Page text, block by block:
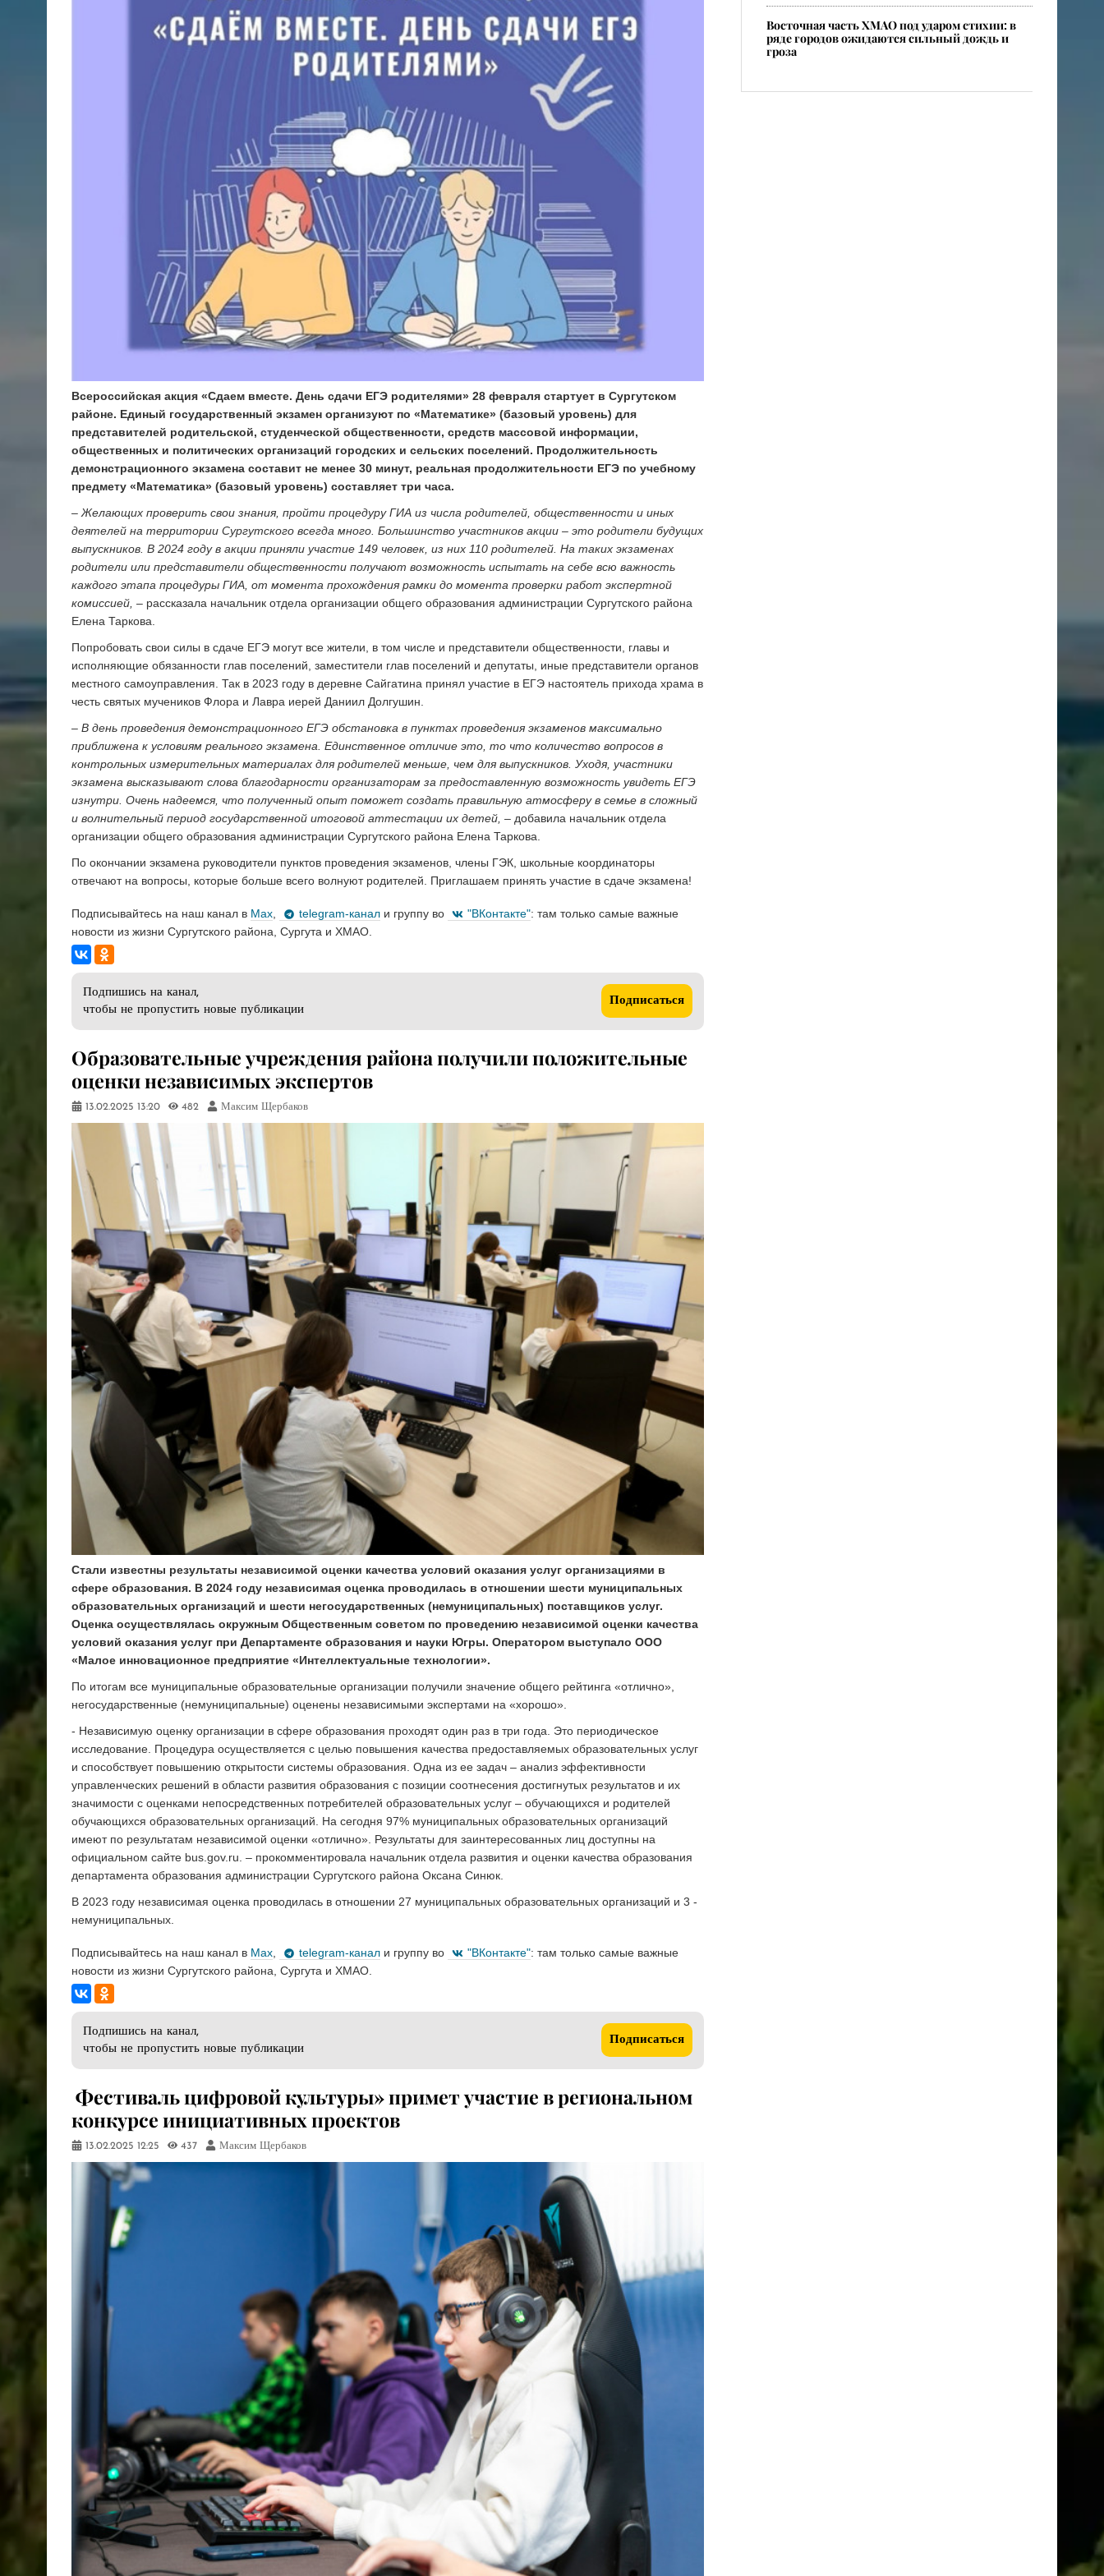
Всероссийская акция «Сдаем вместе. День сдачи ЕГЭ родителями» 28 февраля стартует в Сургутском
районе. Единый государственный экзамен организуют по «Математике» (базовый уровень) для
представителей родительской, студенческой общественности, средств массовой информации,
общественных и политических организаций городских и сельских поселений. Продолжительность
демонстрационного экзамена составит не менее 30 минут, реальная продолжительности ЕГЭ по учебному
предмету «Математика» (базовый уровень) составляет три часа.
– Желающих проверить свои знания, пройти процедуру ГИА из числа родителей, общественности и иных
деятелей на территории Сургутского всегда много. Большинство участников акции – это родители будущих
выпускников. В 2024 году в акции приняли участие 149 человек, из них 110 родителей. На таких экзаменах
родители или представители общественности получают возможность испытать на себе всю важность
каждого этапа процедуры ГИА, от момента прохождения рамки до момента проверки работ экспертной
комиссией, – рассказала начальник отдела организации общего образования администрации Сургутского района
Елена Таркова.
Попробовать свои силы в сдаче ЕГЭ могут все жители, в том числе и представители общественности, главы и
исполняющие обязанности глав поселений, заместители глав поселений и депутаты, иные представители органов
местного самоуправления. Так в 2023 году в деревне Сайгатина принял участие в ЕГЭ настоятель прихода храма в
честь святых мучеников Флора и Лавра иерей Даниил Долгушин.
– В день проведения демонстрационного ЕГЭ обстановка в пунктах проведения экзаменов максимально
приближена к условиям реального экзамена. Единственное отличие это, то что количество вопросов в
контрольных измерительных материалах для родителей меньше, чем для выпускников. Уходя, участники
экзамена высказывают слова благодарности организаторам за предоставленную возможность увидеть ЕГЭ
изнутри. Очень надеемся, что полученный опыт поможет создать правильную атмосферу в семье в сложный
и волнительный период государственной итоговой аттестации их детей, – добавила начальник отдела
организации общего образования администрации Сургутского района Елена Таркова.
По окончании экзамена руководители пунктов проведения экзаменов, члены ГЭК, школьные координаторы
отвечают на вопросы, которые больше всего волнуют родителей. Приглашаем принять участие в сдаче экзамена!
Подписывайтесь на наш канал в Max telegram-канал и группу во "ВКонтакте": там только самые важные
новости из жизни Сургутского района, Сургута и ХМАО.
Подпишись на канал,
чтобы не пропустить новые публикации
Подписаться
Образовательные учреждения района получили положительные
оценки независимых экспертов
13.02.2025 13:20 482 Максим Щербаков
Стали известны результаты независимой оценки качества условий оказания услуг организациями в
сфере образования. В 2024 году независимая оценка проводилась в отношении шести муниципальных
образовательных организаций и шести негосударственных (немуниципальных) поставщиков услуг.
Оценка осуществлялась окружным Общественным советом по проведению независимой оценки качества
условий оказания услуг при Департаменте образования и науки Югры. Оператором выступало ООО
«Малое инновационное предприятие «Интеллектуальные технологии».
По итогам все муниципальные образовательные организации получили значение общего рейтинга «отлично»,
негосударственные (немуниципальные) оценены независимыми экспертами на «хорошо».
- Независимую оценку организации в сфере образования проходят один раз в три года. Это периодическое
исследование. Процедура осуществляется с целью повышения качества предоставляемых образовательных услуг
и способствует повышению открытости системы образования. Одна из ее задач – анализ эффективности
управленческих решений в области развития образования с позиции соотнесения достигнутых результатов и их
значимости с оценками непосредственных потребителей образовательных услуг – обучающихся и родителей
обучающихся образовательных организаций. На сегодня 97% муниципальных образовательных организаций
имеют по результатам независимой оценки «отлично». Результаты для заинтересованных лиц доступны на
официальном сайте bus.gov.ru. – прокомментировала начальник отдела развития и оценки качества образования
департамента образования администрации Сургутского района Оксана Синюк.
В 2023 году независимая оценка проводилась в отношении 27 муниципальных образовательных организаций и 3 -
немуниципальных.
Подписывайтесь на наш канал в Max telegram-канал и группу во "ВКонтакте": там только самые важные
новости из жизни Сургутского района, Сургута и ХМАО.
Подпишись на канал,
чтобы не пропустить новые публикации
Подписаться
​ Фестиваль цифровой культуры» примет участие в региональном
конкурсе инициативных проектов
13.02.2025 12:25 437 Максим Щербаков
​Восточная часть ХМАО под ударом стихии: в
ряде городов ожидаются сильный дождь и
гроза